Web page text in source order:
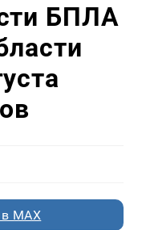
БПЛА
MAX